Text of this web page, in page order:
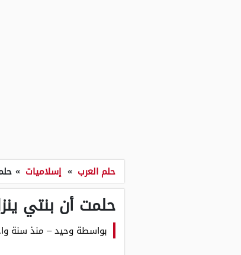
حلم العرب » إسلاميات »
حلمت أن بنتي
بواسطة وحيد– منذ سنة